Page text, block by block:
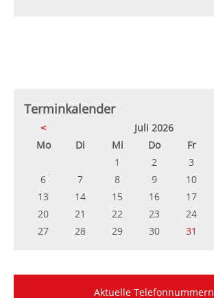
Terminkalender
< Juli 2026
Montag Di enstagMittwochDonnerstag
Freitag
1
2 3
6
7 8 9 10
13
14 15 16 17
20
21 22 23 24
27
28 29 30 31
Aktuelle Telefonnummern